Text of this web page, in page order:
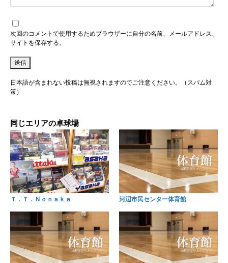
次回のコメントで使用するためブラウザーに自分の名前、メールアドレス、
サイトを保存する。
日本語が含まれない投稿は無視されますのでご注意ください。（スパム対
策）
同じエリアの卓球場
Ｔ．Ｔ．Ｎｏｎａｋａ 河辺市民センター体育館